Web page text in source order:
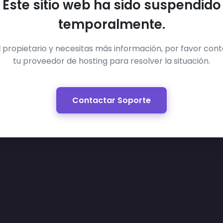
Este sitio web ha sido suspendido
temporalmente.
propietario y necesitas más información, por favor
tu proveedor de hosting para resolver la situación.
Contactar Soporte